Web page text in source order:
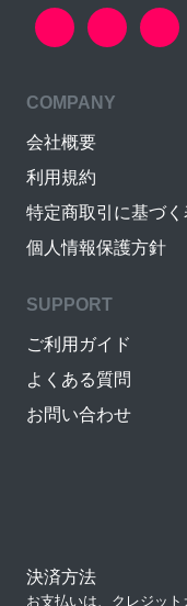
COMPANY
会社概要
利用規約
特定商取引に基づ
個人情報保護方針
SUPPORT
ご利用ガイド
よくある質問
お問い合わせ
決済方法
お支払いは、クレジッ